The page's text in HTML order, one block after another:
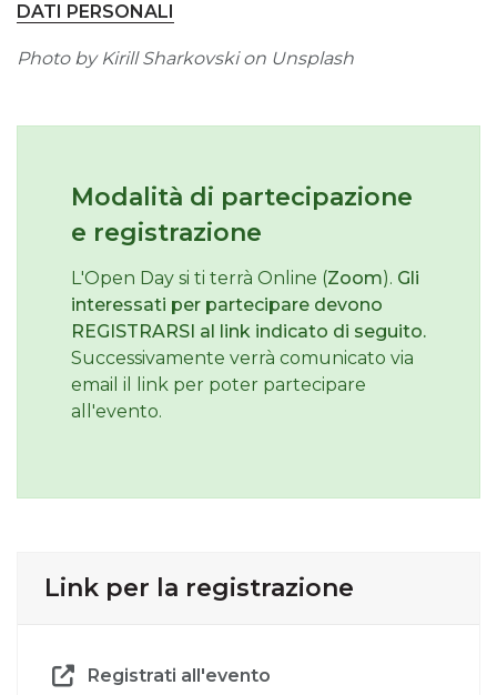
DATI PERSONALI
Photo by Kirill Sharkovski on Unsplash
Modalità di partecipazione
e registrazione
L'Open Day si ti terrà Online (Zoom). Gli
interessati per partecipare devono
REGISTRARSI al link indicato di seguito.
Successivamente verrà comunicato via
email il link per poter partecipare
all'evento.
Link per la registrazione
Registrati all'evento